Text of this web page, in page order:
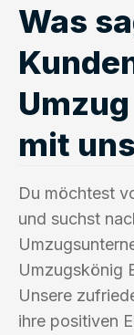
Was
mit uns
Du möchtest
und suchst
Umzugskönig
Unsere
ihre positiven